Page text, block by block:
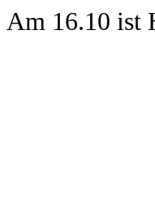
Am 16.10 ist